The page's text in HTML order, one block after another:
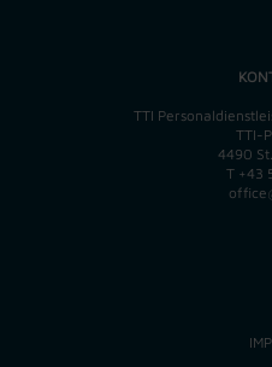
TTI
TTI-
4490
T +43